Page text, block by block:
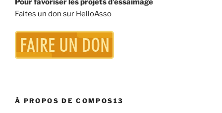
Pour favoriser les projets d’essaimage
Faites un don sur HelloAsso
À PROPOS DE COMPOS13